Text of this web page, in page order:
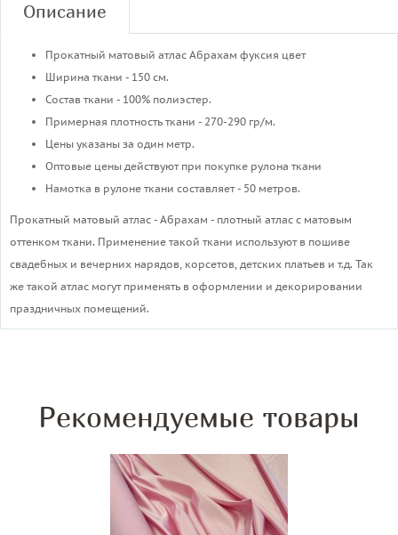
Описание
Прокатный матовый атлас Абрахам фуксия цвет
Ширина ткани - 150 см.
Состав ткани - 100% полиэстер.
Примерная плотность ткани - 270-290 гр/м.
Цены указаны за один метр.
Оптовые цены действуют при покупке рулона ткани
Намотка в рулоне ткани составляет - 50 метров.
Прокатный матовый атлас - Абрахам - плотный атлас с матовым
оттенком ткани. Применение такой ткани используют в пошиве
свадебных и вечерних нарядов, корсетов, детских платьев и т.д. Так
же такой атлас могут применять в оформлении и декорировании
праздничных помещений.
Рекомендуемые товары